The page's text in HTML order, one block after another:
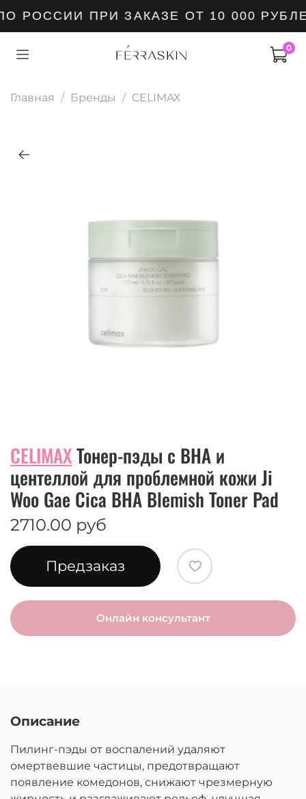
РОССИИ ПРИ ЗАКАЗЕ ОТ 10 000
0
Главная Бренды CELIMAX
CELIMAXТонер-пэды с ВНА и
центеллой для проблемной кожи Ji
Woo Gae Cica BHA Blemish Toner Pad
2710.00 руб
Предзаказ
Онлайн консультант
Описание
Пилинг-пэды от воспалений удаляют
омертвевшие частицы, предотвращают
появление комедонов, снижают чрезмерную